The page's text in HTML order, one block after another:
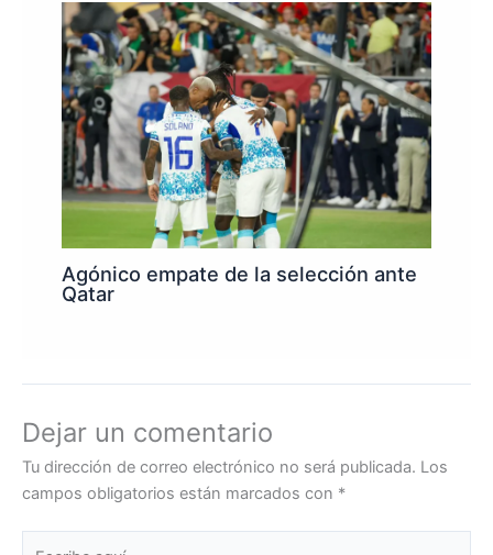
Agónico empate de la selección ante
Qatar
Dejar un comentario
Tu dirección de correo electrónico no será publicada. Los
campos obligatorios están marcados con *